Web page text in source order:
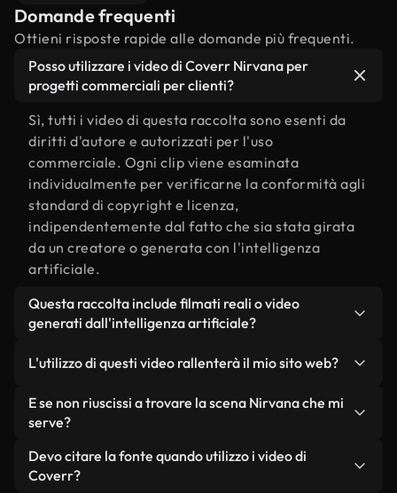
Domande frequenti
Ottieni risposte rapide alle domande più frequenti.
Posso utilizzare i video di Coverr Nirvana per
progetti commerciali per clienti?
Sì, tutti i video di questa raccolta sono esenti da
diritti d'autore e autorizzati per l'uso
commerciale. Ogni clip viene esaminata
individualmente per verificarne la conformità agli
standard di copyright e licenza,
indipendentemente dal fatto che sia stata girata
da un creatore o generata con l'intelligenza
artificiale.
Questa raccolta include filmati reali o video
generati dall'intelligenza artificiale?
da filmati reali, girati da persone, relativi a
Nirvana, e da video generati dall'intelligenza
artificiale. Ogni video è chiaramente etichettato,
L'utilizzo di questi video rallenterà il mio sito web?
Non se scegli le nostre versioni ottimizzate.
Offriamo formati leggeri e pronti per il web,
mantengono alta la qualità, riducono al minimo i
tempi di caricamento e migliorano parametri
E se non riuscissi a trovare la scena Nirvana che mi
serve?
Puoi crearne uno all'istante utilizzando Coverr AI
Studio. Ti basta descrivere la scena, ad esempio
Devo citare la fonte quando utilizzo i video di
Coverr?